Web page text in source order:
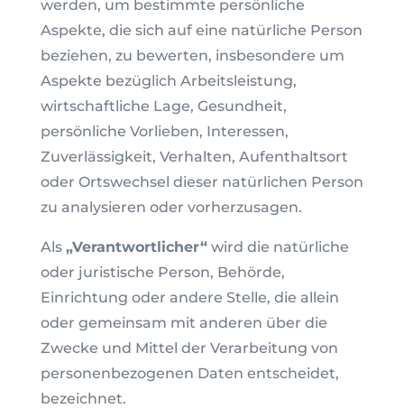
werden, um bestimmte persönliche
Aspekte, die sich auf eine natürliche Person
beziehen, zu bewerten, insbesondere um
Aspekte bezüglich Arbeitsleistung,
wirtschaftliche Lage, Gesundheit,
persönliche Vorlieben, Interessen,
Zuverlässigkeit, Verhalten, Aufenthaltsort
oder Ortswechsel dieser natürlichen Person
zu analysieren oder vorherzusagen.
Als „Verantwortlicher“wird die natürliche
oder juristische Person, Behörde,
Einrichtung oder andere Stelle, die allein
oder gemeinsam mit anderen über die
Zwecke und Mittel der Verarbeitung von
personenbezogenen Daten entscheidet,
bezeichnet.